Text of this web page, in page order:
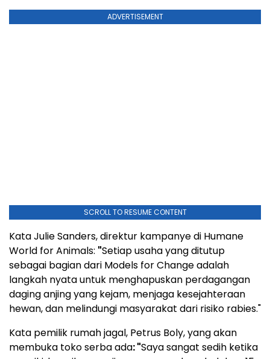
ADVERTISEMENT
SCROLL TO RESUME CONTENT
Kata Julie Sanders, direktur kampanye di Humane
World for Animals: "Setiap usaha yang ditutup
sebagai bagian dari Models for Change adalah
langkah nyata untuk menghapuskan perdagangan
daging anjing yang kejam, menjaga kesejahteraan
hewan, dan melindungi masyarakat dari risiko rabies."
Kata pemilik rumah jagal, Petrus Boly, yang akan
membuka toko serba ada: "Saya sangat sedih ketika